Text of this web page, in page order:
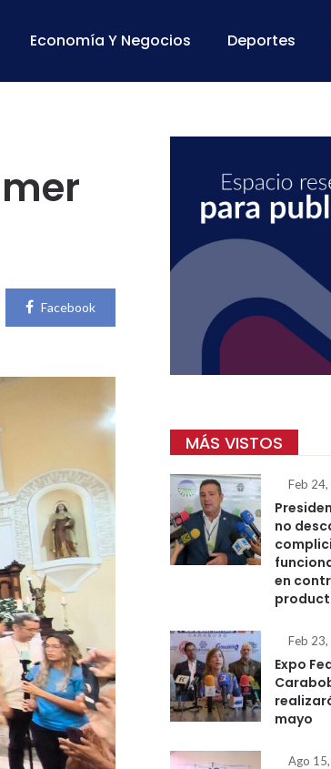
Economía Y Negocios Deportes
Facebook
MÁS VISTOS
Feb
no
en
Feb
Expo
mayo
Ago